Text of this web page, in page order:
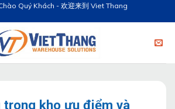
Quý Khách - 欢迎来到 Viet Thang
trong kho ưu điểm và